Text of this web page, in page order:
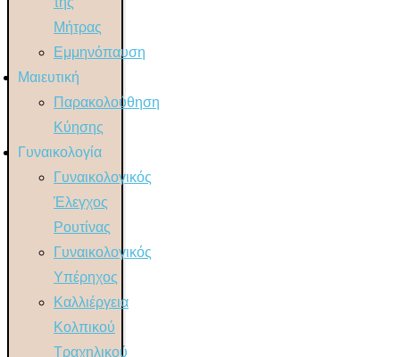
Μήτρας
Εμμηνόπαυση
Μαιευτική
Παρακολούθηση
Κύησης
Γυναικολογία
Γυναικολογικός
Έλεγχος
Ρουτίνας
Γυναικολογικός
Υπέρηχος
Καλλιέργεια
Κολπικού
Τραχηλικού